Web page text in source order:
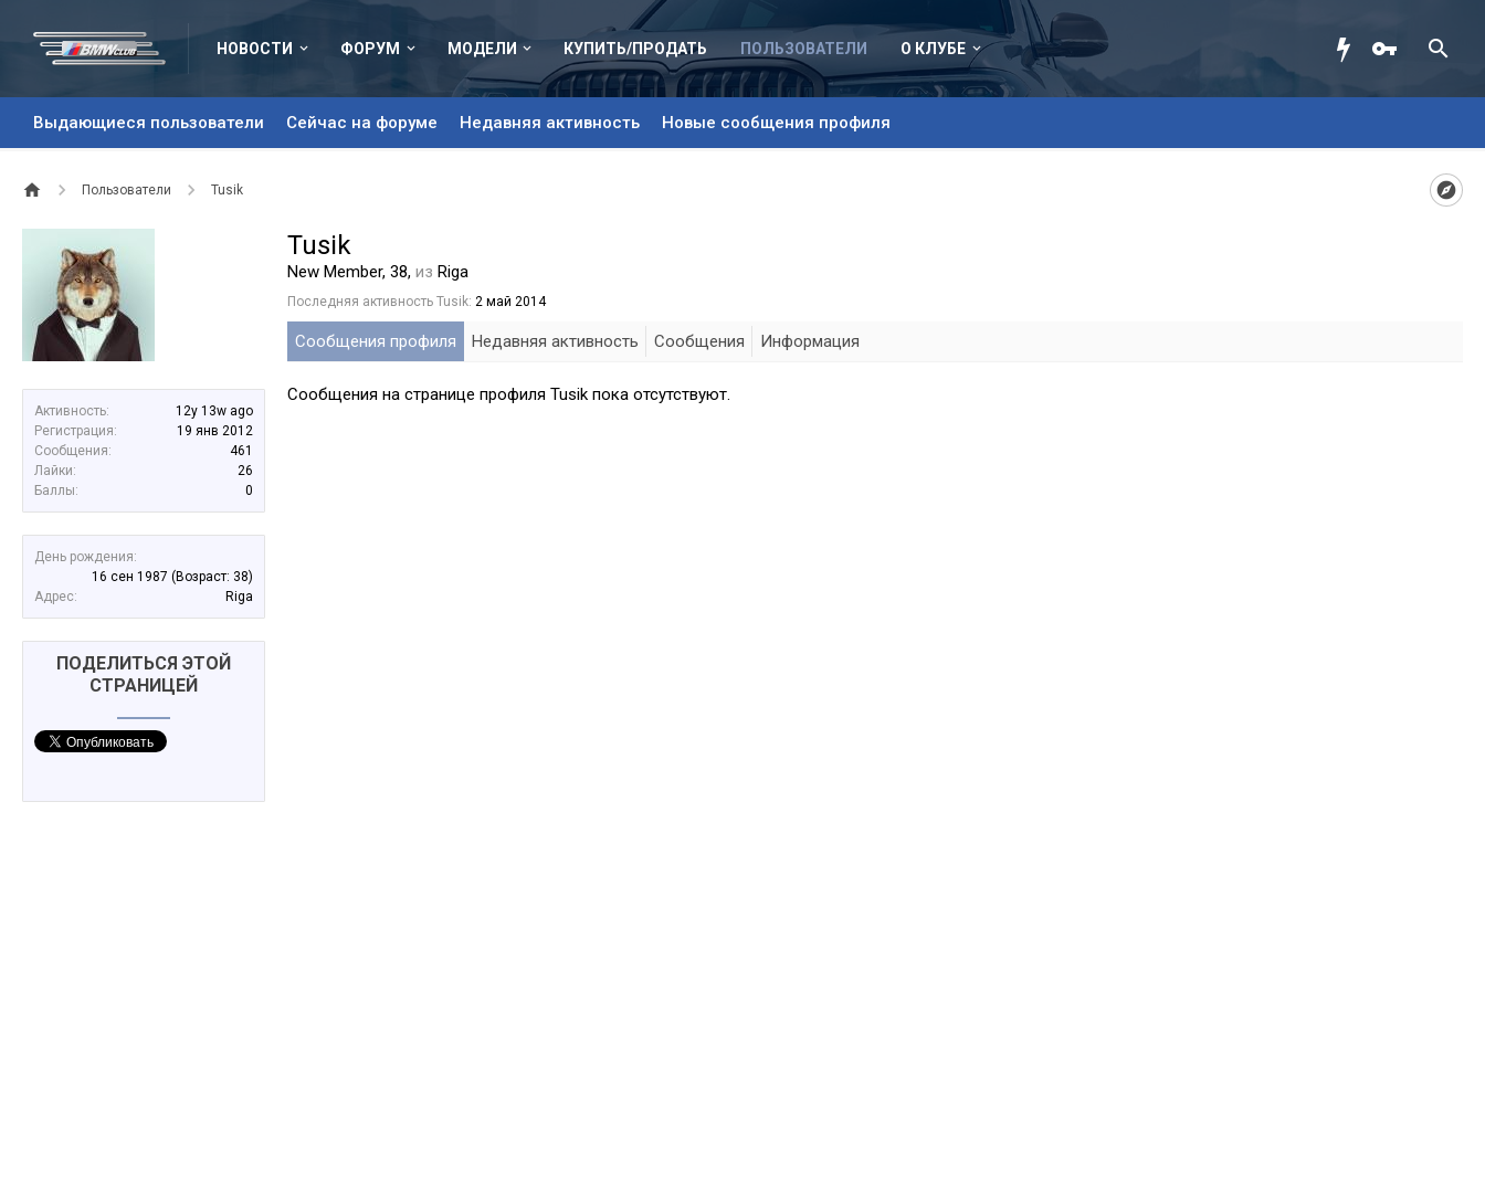
НОВОСТИ ФОРУМ МОДЕЛИ КУПИТЬ/ПРОДАТЬ ПОЛЬЗОВАТЕЛИ
Выдающиеся пользователи Сейчас на форуме Недавняя активность Новые сообщения профиля
О КЛУБЕ
Пользователи Tusik
Активность:
12y 13w ago
Регистрация:
19 янв 2012
Сообщения:
461
Лайки:
26
Баллы:
0
День рождения:
16 сен 1987 (Возраст: 38)
Адрес:
Riga
ПОДЕЛИТЬСЯ ЭТОЙ
СТРАНИЦЕЙ
Tusik
New Member, 38, из Riga
Последняя активность Tusik: 2 май 2014
Сообщения профиля Недавняя активность Сообщения Информация
Сообщения на странице профиля Tusik пока отсутствуют.